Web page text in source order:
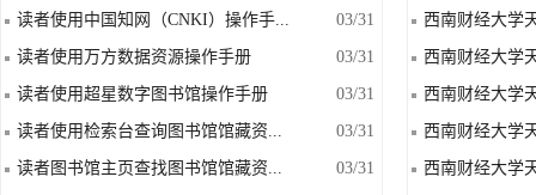
读者使用中国知网（CNKI）操作手... 03/31
读者使用万方数据资源操作手册 03/31
读者使用超星数字图书馆操作手册 03/31
读者使用检索台查询图书馆馆藏资... 03/31
读者图书馆主页查找图书馆馆藏资... 03/31
西南财经大学
西南财经大学
西南财经大学
西南财经大学
西南财经大学